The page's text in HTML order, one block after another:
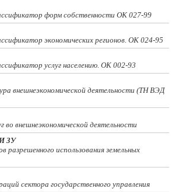
форм собственности ОК 027-99
экономических регионов. ОК 024-95
услуг населению. ОК 002-93
внешнеэкономической деятельности (ТН ВЭД
во внешнеэкономической деятельности
ЗУ
разрешенного использования земельных
сектора государственного управления